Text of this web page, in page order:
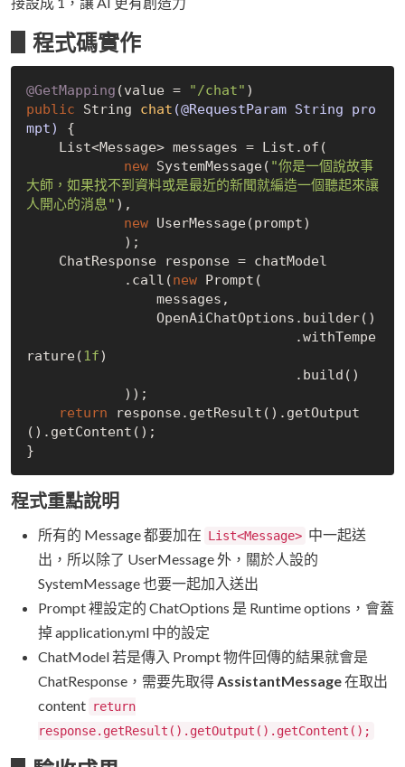
▋程式碼實作
@GetMapping (value = "/chat"
public String chat (@RequestParam String pro
mpt)
{
new SystemMessage( "你是一個說故事
大師，如果找不到資料或是最近的新聞就編造一個聽起來讓
人開心的消息" ),
new UserMessage(prompt)
            .call(
new Prompt(
rature(1f)
return response.getResult().getOutput
().getContent();
程式重點說明
所有的 Message 都要加在 List<Message> 中一起送
出，所以除了 UserMessage 外，關於人設的
SystemMessage 也要一起加入送出
Prompt 裡設定的 ChatOptions 是 Runtime options，會蓋
掉 application.yml 中的設定
ChatModel 若是傳入 Prompt 物件回傳的結果就會是
ChatResponse，需要先取得AssistantMessage在取出
content return
response.getResult().getOutput().getContent();